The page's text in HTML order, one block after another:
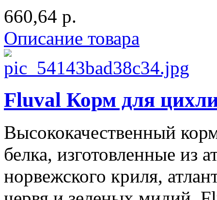
660,64 р.
Описание товара
Fluval Корм для
Высококачественный
белка, изготовленные из
норвежского криля,